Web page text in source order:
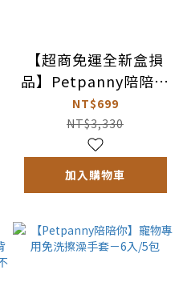
【超商免運全新盒損
品】Petpanny陪陪你
循環滅菌寵物飲水機 |
觸控PRO
NT$699
NT$3,330
加入購物車